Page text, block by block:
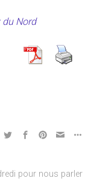
du Nord
pour nous parler